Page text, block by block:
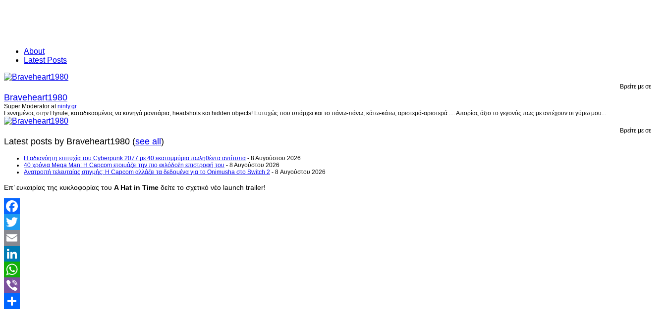
About
Latest Posts
Βρείτε με σε
Braveheart1980
Super Moderator atninty.gr
Γεννημένος στην Hyrule, καταδικασμένος να κυνηγά μανιτάρια, headshots και hidden objects! Ευτυχώς που υπάρχει και το πάνω-πάνω, κάτω-κάτω, αριστερά-αριστερά .... Απορίας άξιο το γεγονός πως με αντέχουν οι γύρω μου...
Βρείτε με σε
Latest posts by Braveheart1980 (see all)
H αδιανόητη επιτυχία του Cyberpunk 2077 με 40 εκατομμύρια πωληθέντα αντίτυπα - 8 Αυγούστου 2026
40 χρόνια Mega Man: Η Capcom ετοιμάζει την πιο φιλόδοξη επιστροφή του - 8 Αυγούστου 2026
Ανατροπή τελευταίας στιγμής: Η Capcom αλλάζει τα δεδομένα για το Onimusha στο Switch 2 - 8 Αυγούστου 2026
Επ’ ευκαιρίας της κυκλοφορίας του A Hat in Time δείτε το σχετικό νέο launch trailer!
Facebook
Twitter
Email
LinkedIn
WhatsApp
Viber